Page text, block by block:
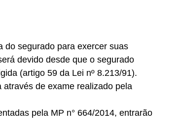
do segurado para exercer suas
devido desde que o segurado
(artigo 59 da Lei nº 8.213/91).
de exame realizado pela
pela MP n° 664/2014, entrarão